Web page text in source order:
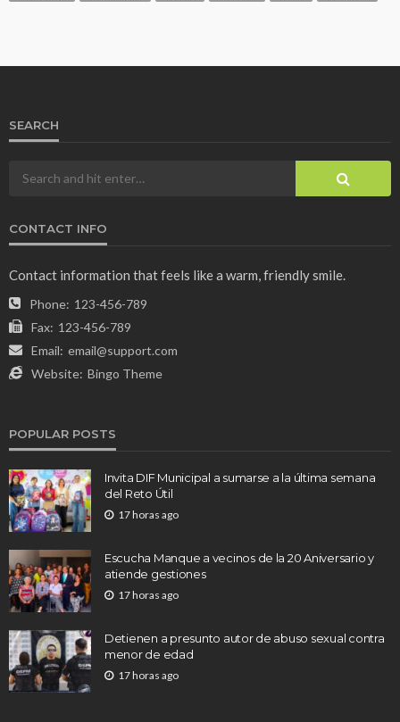
SEARCH
CONTACT INFO
Contact information that feels like a warm, friendly smile.
Phone: 123-456-789
Fax: 123-456-789
Email: email@support.com
Website: Bingo Theme
POPULAR POSTS
Invita DIF Municipal a sumarse a la última semana
del Reto Útil
17 horas ago
Escucha Manque a vecinos de la 20 Aniversario y
atiende gestiones
17 horas ago
Detienen a presunto autor de abuso sexual contra
menor de edad
17 horas ago